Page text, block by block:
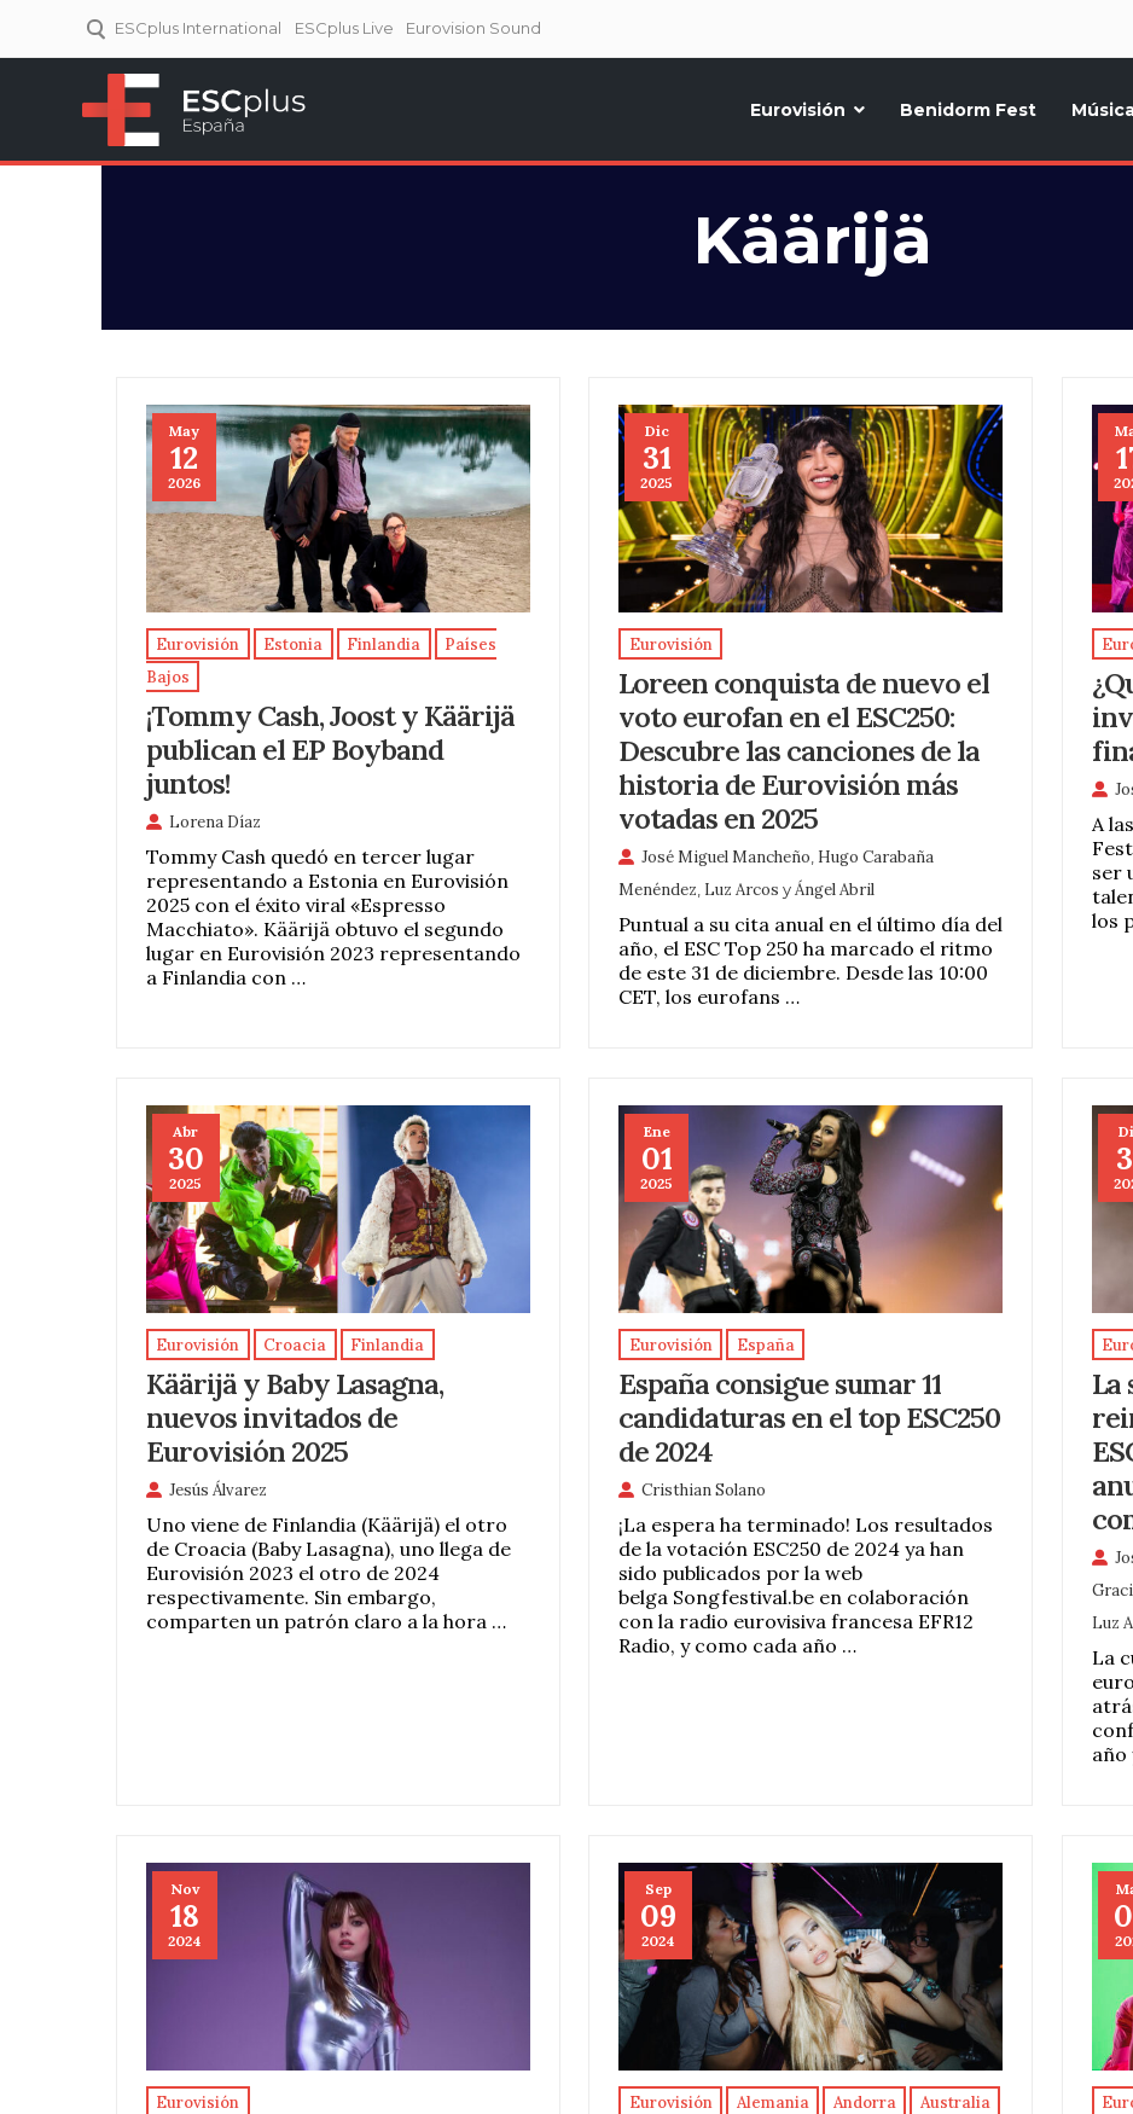
ESCplus International ESCplus Live Eurovision Sound
Eurovisión Benidorm Fest
Käärijä
May
12
2026
Eurovisión Estonia Finlandia
Países
Bajos
¡Tommy Cash, Joost y Käärijä
publican el EP Boyband
juntos!
Lorena Díaz
Tommy Cash quedó en tercer lugar
representando a Estonia en Eurovisión
2025 con el éxito viral «Espresso
Macchiato». Käärijä obtuvo el segundo
lugar en Eurovisión 2023 representando
a Finlandia con …
Dic
31
2025
Eurovisión
Loreen conquista de nuevo el
voto eurofan en el ESC250:
Descubre las canciones de la
historia de Eurovisión más
votadas en 2025
José Miguel Mancheño Hugo Carabaña
Menéndez Luz Arcos y Ángel Abril
Puntual a su cita anual en el último día del
año, el ESC Top 250 ha marcado el ritmo
de este 31 de diciembre. Desde las 10:00
CET, los eurofans …
A
ser
los
Abr
30
2025
Eurovisión Croacia Finlandia
Käärijä y Baby Lasagna,
nuevos invitados de
Eurovisión 2025
Jesús Álvarez
Uno viene de Finlandia (Käärijä) el otro
de Croacia (Baby Lasagna), uno llega de
Eurovisión 2023 el otro de 2024
respectivamente. Sin embargo,
comparten un patrón claro a la hora …
Ene
01
2025
Eurovisión España
España consigue sumar 11
candidaturas en el top ESC250
de 2024
Cristhian Solano
¡La espera ha terminado! Los resultados
de la votación ESC250 de 2024 ya han
sido publicados por la web
belga Songfestival.be en colaboración
con la radio eurovisiva francesa EFR12
Radio, y como cada año …
La
Luz
La
año
Nov
18
2024
Eurovisión
Sep
09
2024
Eurovisión Alemania Andorra Australia